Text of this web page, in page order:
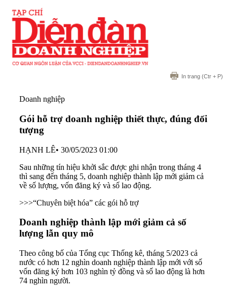
In trang (Ctr + P)
Doanh nghiệp
Gói hỗ trợ doanh nghiệp thiết thực, đúng đối
tượng
HẠNH LÊ• 30/05/2023 01:00
Sau những tín hiệu khởi sắc được ghi nhận trong tháng 4
thì sang đến tháng 5, doanh nghiệp thành lập mới giảm cả
về số lượng, vốn đăng ký và số lao động.
>>>“Chuyên biệt hóa” các gói hỗ trợ
Doanh nghiệp thành lập mới giảm cả số
lượng lẫn quy mô
Theo công bố của Tổng cục Thống kê, tháng 5/2023 cả
nước có hơn 12 nghìn doanh nghiệp thành lập mới với số
vốn đăng ký hơn 103 nghìn tỷ đồng và số lao động là hơn
74 nghìn người.